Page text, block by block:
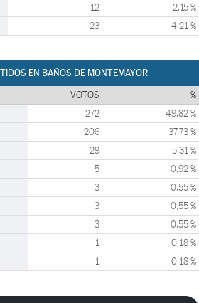
12 2,15 %
23 4,21 %
EN BAÑOS DE MONTEMAYOR
VOTOS %
272 49,82 %
206 37,73 %
29 5,31 %
5 0,92 %
3 0,55 %
3 0,55 %
3 0,55 %
1 0,18 %
1 0,18 %